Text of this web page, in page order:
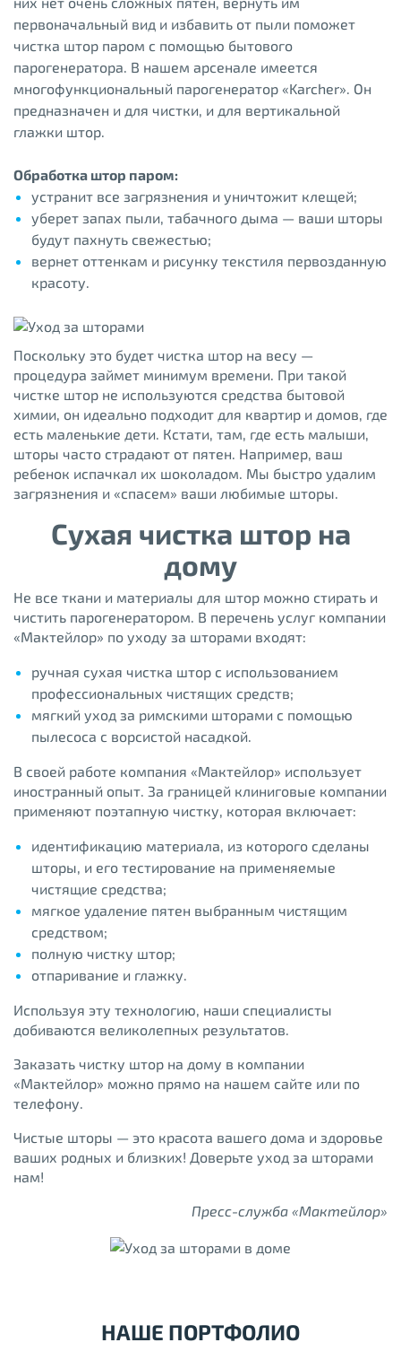
первоначальный вид и избавить от пыли поможет
чистка штор паром с помощью бытового
парогенератора. В нашем арсенале имеется
многофункциональный парогенератор «Karcher». Он
предназначен и для чистки, и для вертикальной
глажки штор.
Обработка штор паром:
устранит все загрязнения и уничтожит клещей;
уберет запах пыли, табачного дыма — ваши шторы
будут пахнуть свежестью;
вернет оттенкам и рисунку текстиля первозданную
красоту.
Поскольку это будет чистка штор на весу —
процедура займет минимум времени. При такой
чистке штор не используются средства бытовой
химии, он идеально подходит для квартир и домов, где
есть маленькие дети. Кстати, там, где есть малыши,
шторы часто страдают от пятен. Например, ваш
ребенок испачкал их шоколадом. Мы быстро удалим
загрязнения и «спасем» ваши любимые шторы.
Сухая чистка штор на
дому
Не все ткани и материалы для штор можно стирать и
чистить парогенератором. В перечень услуг компании
«Мактейлор» по уходу за шторами входят:
ручная сухая чистка штор с использованием
профессиональных чистящих средств;
мягкий уход за римскими шторами с помощью
пылесоса с ворсистой насадкой.
В своей работе компания «Мактейлор» использует
иностранный опыт. За границей клиниговые компании
применяют поэтапную чистку, которая включает:
идентификацию материала, из которого сделаны
шторы, и его тестирование на применяемые
чистящие средства;
мягкое удаление пятен выбранным чистящим
средством;
полную чистку штор;
отпаривание и глажку.
Используя эту технологию, наши специалисты
добиваются великолепных результатов.
Заказать чистку штор на дому в компании
«Мактейлор» можно прямо на нашем сайте или по
телефону.
Чистые шторы — это красота вашего дома и здоровье
ваших родных и близких! Доверьте уход за шторами
нам!
Пресс-служба «Мактейлор»
НАШЕ ПОРТФОЛИО